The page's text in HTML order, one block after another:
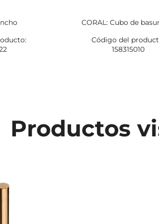
CORAL: Cubo de
Código del
158315010
Productos